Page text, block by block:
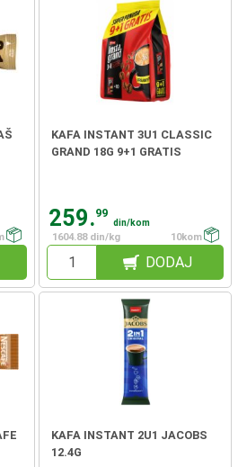
KAFA INSTANT 3U1 CLASSIC
GRAND 18G 9+1 GRATIS
259.99
din/kom
1604.88 din/kg
10kom
DODAJ
KAFA INSTANT 2U1 JACOBS
12.4G